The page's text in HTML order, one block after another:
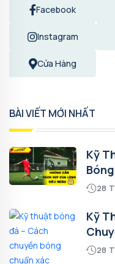
Facebook
Instagram
Cửa Hàng
BÀI VIẾT MỚI NHẤT
Kỹ
28
Kỹ
28